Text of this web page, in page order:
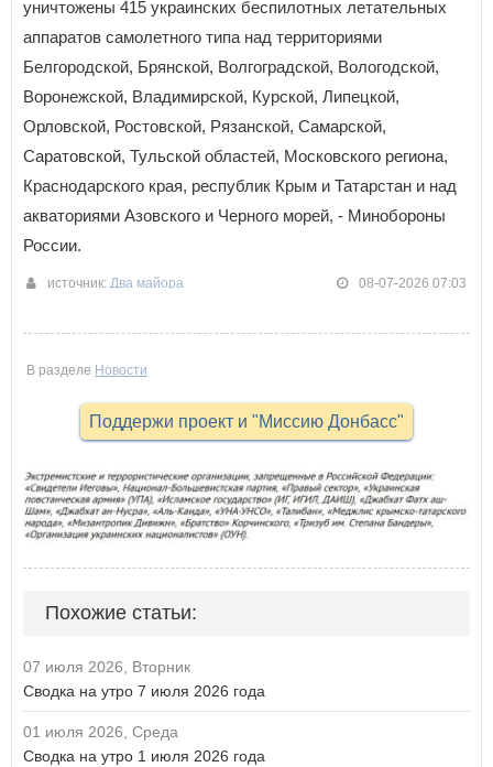
уничтожены 415 украинских беспилотных летательных
аппаратов самолетного типа над территориями
Белгородской, Брянской, Волгоградской, Вологодской,
Воронежской, Владимирской, Курской, Липецкой,
Орловской, Ростовской, Рязанской, Самарской,
Саратовской, Тульской областей, Московского региона,
Краснодарского края, республик Крым и Татарстан и над
акваториями Азовского и Черного морей, - Минобороны
России.
источник: Два майора 08-07-2026 07:03
В разделе Новости
Поддержи проект и "Миссию Донбасс"
Похожие статьи:
07 июля 2026, Вторник
Сводка на утро 7 июля 2026 года
01 июля 2026, Среда
Сводка на утро 1 июля 2026 года